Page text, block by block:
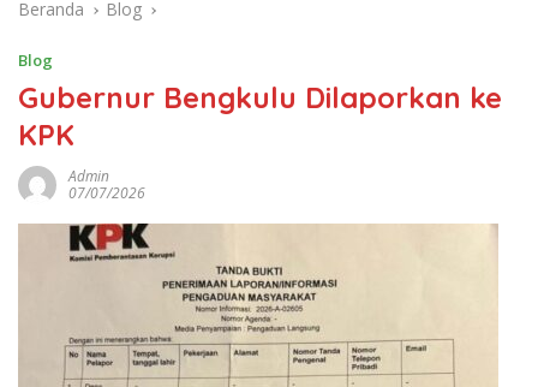
Beranda Blog
Blog
Gubernur Bengkulu Dilaporkan ke
KPK
Admin
07/07/2026